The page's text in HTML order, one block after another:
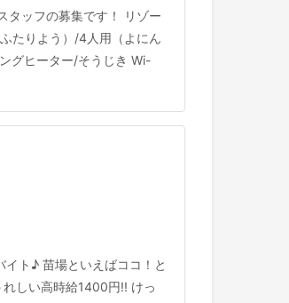
タッフの募集です！ リゾー
たりよう）/4人用（よにん
グヒーター/そうじき Wi-
ト♪ 苗場といえばココ！と
しい高時給1400円!! けっ